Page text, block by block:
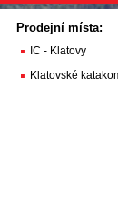
Prodejní místa:
IC - Klatovy
Klatovské